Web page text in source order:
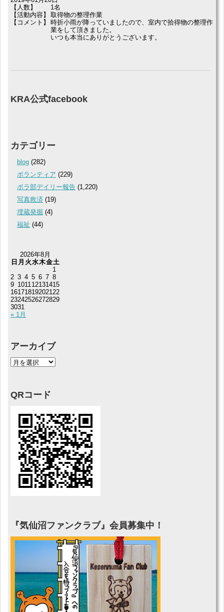
【人数】
1名
【活動内容】
取得物の整理作業
【コメント】
時折小雨が降っていましたので、室内で拾得物の整理作
業をして頂きました。
いつも本当にありがとうございます。
KRA公式facebook
カテゴリー
blog (282)
ボランティア (229)
ボラ部デイリー報告 (1,220)
写真救済 (19)
埋蔵発掘 (4)
福祉 (44)
2026年8月
日 月 火水木金土
« 1月
1
2 3 4 5 6 7 8
9 1011 12131415
161718192021 22
23242526272829
3031
アーカイブ
QRコード
『気仙沼ファンクラブ』会員募集中！